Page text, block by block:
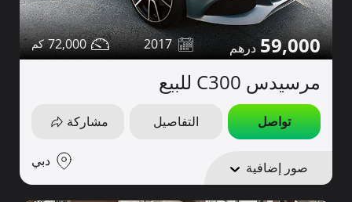
59,000
2017
72,000
مرسيدس C300 للبيع
تواصل التفاصيل مشاركة
صور إضافية دبي